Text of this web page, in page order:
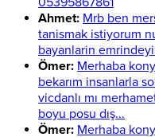
Ahmet: Mrb ben
tanismak istiyorum
bayanlarin
Ömer: Merhaba
bekarım insanlarla
vicdanlı mı
boyu posu dış...
Ömer: Merhaba